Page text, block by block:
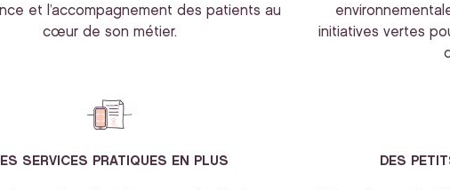
et l’accompagnement des patients au
cœur de son métier.
initiatives vertes
SERVICES PRATIQUES EN PLUS DES